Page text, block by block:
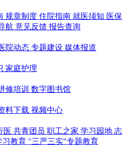
规章制度 住院指南 就医须知 医保
航 意见反馈 报告查询
院动态 专题建设 媒体报道
家庭护理
修培训 数字图书馆
料下载 视频中心
医 共青团员 职工之家 学习园地 志
习教育 "三严三实"专题教育